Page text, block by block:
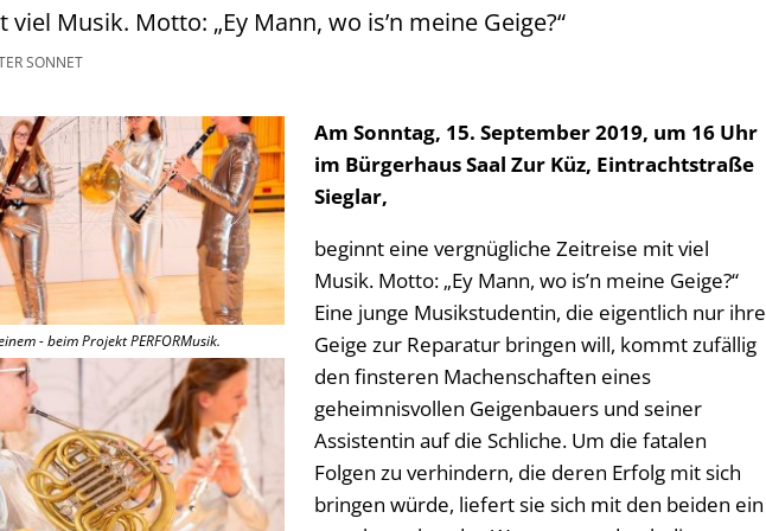
Musik. Motto: „Ey Mann, wo is’n meine Geige?“
SONNET
- beim Projekt PERFORMusik.
Am Sonntag, 15. September 2019, um 16 Uhr
im Bürgerhaus Saal Zur Küz, Eintrachtstraße
Sieglar,
beginnt eine vergnügliche Zeitreise mit viel
Musik. Motto: „Ey Mann, wo is’n meine Geige?“
Eine junge Musikstudentin, die eigentlich nur ihre
Geige zur Reparatur bringen will, kommt zufällig
den finsteren Machenschaften eines
geheimnisvollen Geigenbauers und seiner
Assistentin auf die Schliche. Um die fatalen
Folgen zu verhindern, die deren Erfolg mit sich
bringen würde, liefert sie sich mit den beiden ein